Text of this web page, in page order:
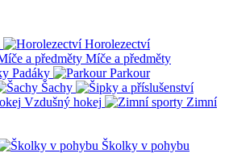
Horolezectví
Míče a předměty
Padáky
Parkour
Šachy
Vzdušný hokej
Zimní
Školky v pohybu